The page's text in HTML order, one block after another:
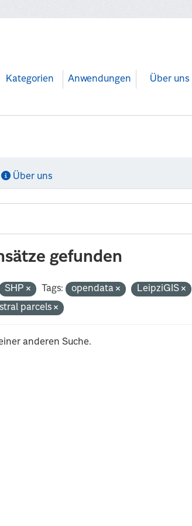
Kategorien Anwendungen Über uns
Über uns
gefunden
SHP Tags: opendata
LeipziGIS
parcels
anderen Suche.